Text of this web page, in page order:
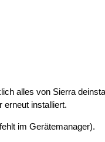
alles von Sierra
erneut installiert.
im Gerätemanager).